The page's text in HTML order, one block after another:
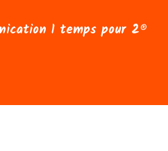
1 temps pour 2®